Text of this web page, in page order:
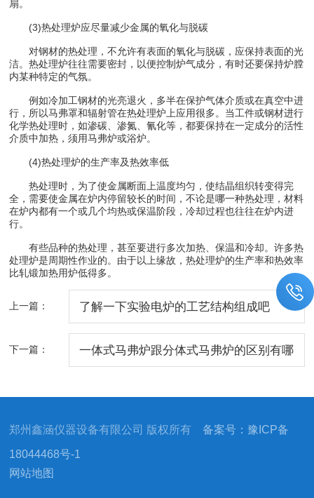
扇。
(3)热处理炉应尽量减少金属的氧化与脱碳
对钢材的热处理，不允许有表面的氧化与脱碳，应保持表面的光
洁。热处理炉往往需要密封，以便控制炉气成分，有时还要保持炉膛
内某种特定的气氛。
例如冷加工钢材的光亮退火，多半在保护气体介质或在真空中进
行，所以马弗罩和辐射管在热处理炉上应用很多。当工件或钢材进行
化学热处理时，如渗碳、渗氮、氰化等，都要保持在一定成分的活性
介质中加热，须用马弗炉或浴炉。
(4)热处理炉的生产率及热效率低
热处理时，为了使金属断面上温度均匀，使结晶组织转变得完
全，需要使金属在炉内停留较长的时间，不论是哪一种热处理，材料
在炉内都有一个或几个均热或保温阶段，冷却过程也往往在炉内进
行。
有些品种的热处理，甚至要进行多次加热、保温和冷却。许多热
处理炉是周期性作业的。由于以上缘故，热处理炉的生产率和热效率
比轧锻加热用炉低得多。
上一篇： 了解一下实验电炉的工艺结构组成吧
下一篇： 一体式马弗炉跟分体式马弗炉的区别有哪
郑州鑫涵仪器设备有限公司 版权所有备案号：豫ICP备
18044468号-1
网站地图